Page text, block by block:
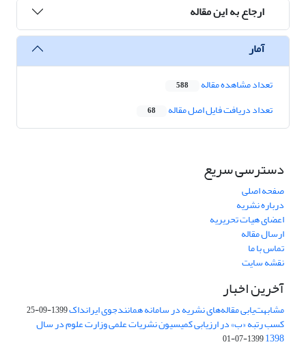
ارجاع به این مقاله
آمار
تعداد مشاهده مقاله 588
تعداد دریافت فایل اصل مقاله 68
دسترسی سریع
صفحه اصلی
درباره نشریه
اعضای هیات تحریریه
ارسال مقاله
تماس با ما
نقشه سایت
آخرین اخبار
مشابهت‌یابی مقاله‌های نشریه در سامانه همانندجوی ایرانداک1399-09-25
کسب رتبه «ب» در ارزیابی کمیسیون نشریات علمی وزارت علوم در سال
1398
1399-07-01